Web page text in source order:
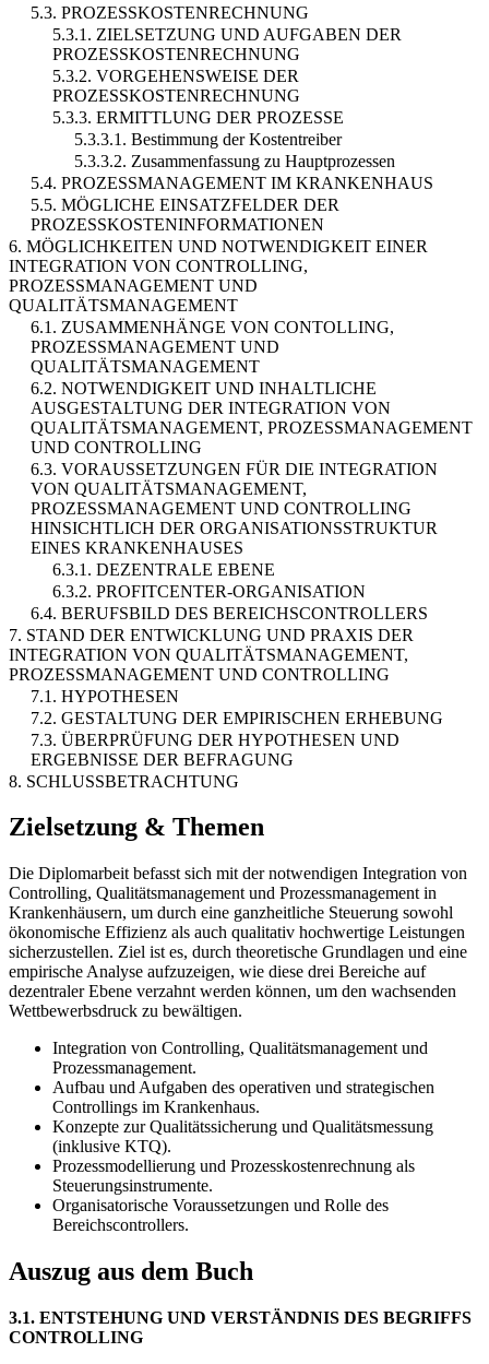
5.3. PROZESSKOSTENRECHNUNG
5.3.1. ZIELSETZUNG UND AUFGABEN DER
PROZESSKOSTENRECHNUNG
5.3.2. VORGEHENSWEISE DER
PROZESSKOSTENRECHNUNG
5.3.3. ERMITTLUNG DER PROZESSE
5.3.3.1. Bestimmung der Kostentreiber
5.3.3.2. Zusammenfassung zu Hauptprozessen
5.4. PROZESSMANAGEMENT IM KRANKENHAUS
5.5. MÖGLICHE EINSATZFELDER DER
PROZESSKOSTENINFORMATIONEN
6. MÖGLICHKEITEN UND NOTWENDIGKEIT EINER
INTEGRATION VON CONTROLLING,
PROZESSMANAGEMENT UND
QUALITÄTSMANAGEMENT
6.1. ZUSAMMENHÄNGE VON CONTOLLING,
PROZESSMANAGEMENT UND
QUALITÄTSMANAGEMENT
6.2. NOTWENDIGKEIT UND INHALTLICHE
AUSGESTALTUNG DER INTEGRATION VON
QUALITÄTSMANAGEMENT, PROZESSMANAGEMENT
UND CONTROLLING
6.3. VORAUSSETZUNGEN FÜR DIE INTEGRATION
VON QUALITÄTSMANAGEMENT,
PROZESSMANAGEMENT UND CONTROLLING
HINSICHTLICH DER ORGANISATIONSSTRUKTUR
EINES KRANKENHAUSES
6.3.1. DEZENTRALE EBENE
6.3.2. PROFITCENTER-ORGANISATION
6.4. BERUFSBILD DES BEREICHSCONTROLLERS
7. STAND DER ENTWICKLUNG UND PRAXIS DER
INTEGRATION VON QUALITÄTSMANAGEMENT,
PROZESSMANAGEMENT UND CONTROLLING
7.1. HYPOTHESEN
7.2. GESTALTUNG DER EMPIRISCHEN ERHEBUNG
7.3. ÜBERPRÜFUNG DER HYPOTHESEN UND
ERGEBNISSE DER BEFRAGUNG
8. SCHLUSSBETRACHTUNG
Zielsetzung & Themen
Die Diplomarbeit befasst sich mit der notwendigen Integration von
Controlling, Qualitätsmanagement und Prozessmanagement in
Krankenhäusern, um durch eine ganzheitliche Steuerung sowohl
ökonomische Effizienz als auch qualitativ hochwertige Leistungen
sicherzustellen. Ziel ist es, durch theoretische Grundlagen und eine
empirische Analyse aufzuzeigen, wie diese drei Bereiche auf
dezentraler Ebene verzahnt werden können, um den wachsenden
Wettbewerbsdruck zu bewältigen.
Integration von Controlling, Qualitätsmanagement und
Prozessmanagement.
Aufbau und Aufgaben des operativen und strategischen
Controllings im Krankenhaus.
Konzepte zur Qualitätssicherung und Qualitätsmessung
(inklusive KTQ).
Prozessmodellierung und Prozesskostenrechnung als
Steuerungsinstrumente.
Organisatorische Voraussetzungen und Rolle des
Bereichscontrollers.
Auszug aus dem Buch
3.1. ENTSTEHUNG UND VERSTÄNDNIS DES BEGRIFFS
CONTROLLING